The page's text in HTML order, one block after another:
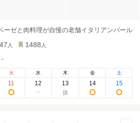
ーゼと肉料理が自慢の老舗イタリアンバール
47 人 1488 人
-
火
11
水
12
木
13
金
14
土
15